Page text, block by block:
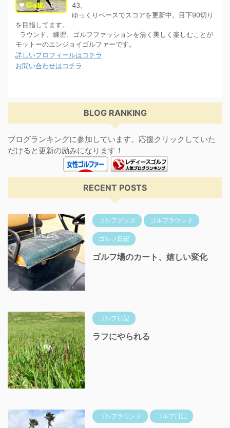
43。
ゆっくりペースでスコアを更新中。目下90切り
を目指してます。
ラウンド、練習、ゴルフファッションを清く美しく楽しむことが
モットーのエンジョイゴルファーです。
詳しいプロフィールはコチラ
お問い合わせはコチラ
BLOG RANKING
ブログランキングに参加しています。応援クリックしていた
だけると更新の励みになります！
RECENT POSTS
ゴルフグッズ ゴルフラウンド
ゴルフ日記
ゴルフ場のカート、嬉しい変化
ゴルフ日記
ラフにやられる
ゴルフラウンド ゴルフ日記